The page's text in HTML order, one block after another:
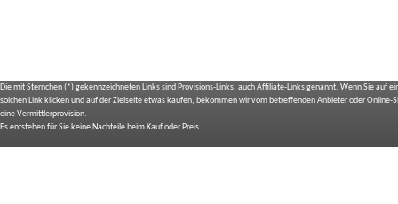
Die mit Sternchen (*) gekennzeichneten Links sind Provisions-Links, auch Affiliate-Links genannt. Wenn Sie auf
solchen Link klicken und auf der Zielseite etwas kaufen, bekommen wir vom betreffenden Anbieter oder Online-
eine Vermittlerprovision.
Es entstehen für Sie keine Nachteile beim Kauf oder Preis.